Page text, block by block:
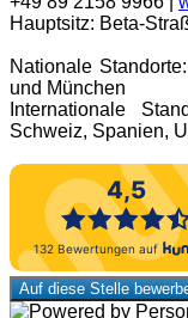
Hauptsitz: Beta-
Nationale
und München
Internationale
Schweiz, Spanien,
Auf diese Stelle